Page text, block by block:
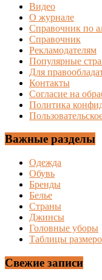
Видео
О журнале
Справочник по
Справочник
Рекламодателям
Популярные
Для
Контакты
Согласие на
Политика
Важные разделы
Одежда
Обувь
Бренды
Белье
Страны
Джинсы
Головные уборы
Таблицы
Свежие записи